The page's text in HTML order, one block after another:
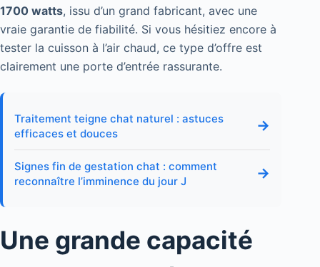
1700 watts, issu d’un grand fabricant, avec une
vraie garantie de fiabilité. Si vous hésitiez encore à
tester la cuisson à l’air chaud, ce type d’offre est
clairement une porte d’entrée rassurante.
Traitement teigne chat naturel : astuces
efficaces et douces
→
Signes fin de gestation chat : comment
reconnaître l’imminence du jour J
→
Une grande capacité